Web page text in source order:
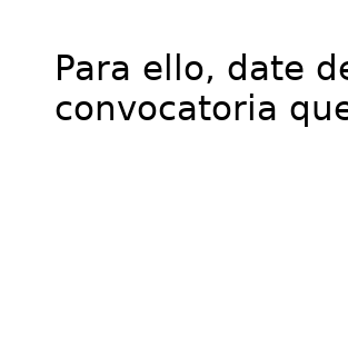
Para ello, date
convocatoria